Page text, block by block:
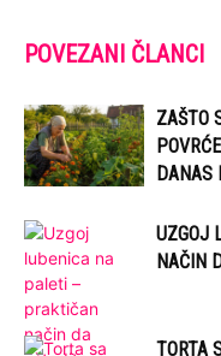
POVEZANI ČLANCI
ZAŠTO
DANAS
UZGOJ
NAČIN
TORTA